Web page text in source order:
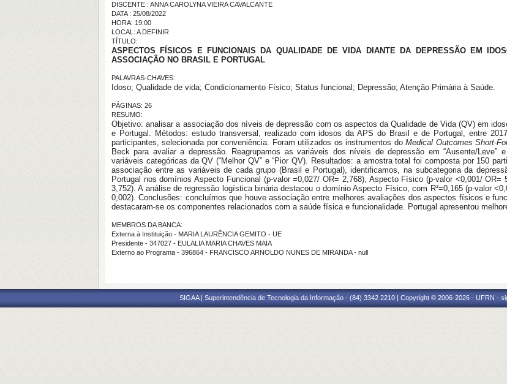
DISCENTE : ANNA CAROLYNA VIEIRA CAVALCANTE
DATA : 25/08/2022
HORA: 19:00
LOCAL: A DEFINIR
TÍTULO:
ASPECTOS FÍSICOS E FUNCIONAIS DA QUALIDADE DE VIDA DIANTE DA DEPRESSÃO EM
ASSOCIAÇÃO NO BRASIL E PORTUGAL
PALAVRAS-CHAVES:
Idoso; Qualidade de vida; Condicionamento Físico; Status funcional; Depressão; Atenção Primária à Saúde.
PÁGINAS: 26
RESUMO:
Objetivo: analisar a associação dos níveis de depressão com os aspectos da Qualidade de Vida (QV) em
e Portugal. Métodos: estudo transversal, realizado com idosos da APS do Brasil e de Portugal, entre
participantes, selecionada por conveniência. Foram utilizados os instrumentos doMedical Outcomes Short-
Beck para avaliar a depressão. Reagrupamos as variáveis dos níveis de depressão em “Ausente/Leve”
variáveis categóricas da QV (“Melhor QV” e “Pior QV). Resultados: a amostra total foi composta por 150
associação entre as variáveis de cada grupo (Brasil e Portugal), identificamos, na subcategoria da
Portugal nos domínios Aspecto Funcional (p-valor =0,027/ OR= 2,768), Aspecto Físico (p-valor <0,001/
3,752). A análise de regressão logística binária destacou o domínio Aspecto Físico, com R²=0,165 (p-valor
0,002). Conclusões: concluímos que houve associação entre melhores avaliações dos aspectos físicos e
destacaram-se os componentes relacionados com a saúde física e funcionalidade. Portugal apresentou
MEMBROS DA BANCA:
Externa à Instituição - MARIA LAURÊNCIA GEMITO - UE
Presidente - 347027 - EULALIA MARIA CHAVES MAIA
Externo ao Programa - 396864 - FRANCISCO ARNOLDO NUNES DE MIRANDA - null
SIGAA | Superintendência de Tecnologia da Informação - (84) 3342 2210 | Copyright © 2006-2026 - UFRN -